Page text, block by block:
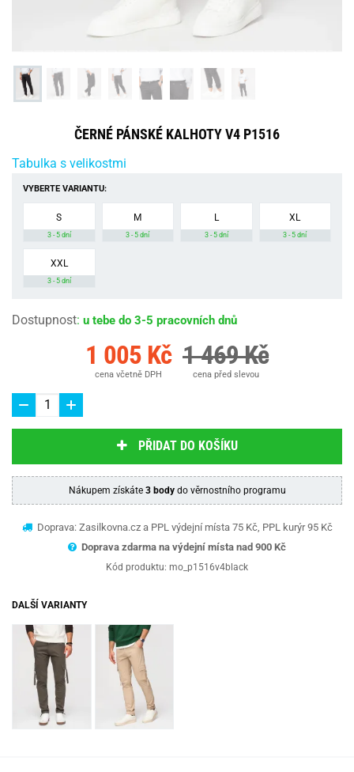
ČERNÉ PÁNSKÉ KALHOTY V4 P1516
Tabulka s velikostmi
VYBERTE VARIANTU:
S
3 - 5 dní
M
3 - 5 dní
L
3 - 5 dní
XL
3 - 5 dní
XXL
3 - 5 dní
Dostupnost: u tebe do 3-5 pracovních dnů
1 005 Kč
cena včetně DPH
1 469 Kč
cena před slevou
PŘIDAT DO KOŠÍKU
Nákupem získáte 3 bodydo věrnostního programu
Doprava: Zasilkovna.cz a PPL výdejní místa 75 Kč, PPL kurýr 95 Kč
Doprava zdarma na výdejní místa nad 900 Kč
Kód produktu: mo_p1516v4black
DALŠÍ VARIANTY